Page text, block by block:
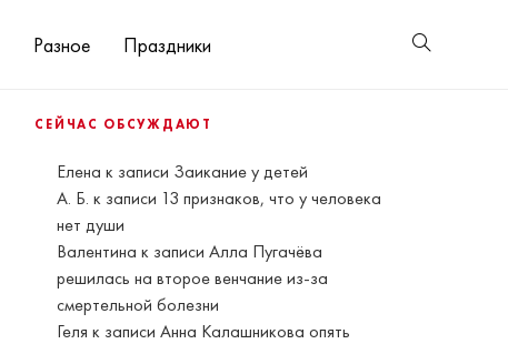
Разное Праздники
СЕЙЧАС ОБСУЖДАЮТ
Елена к записи Заикание у детей
А. Б. к записи 13 признаков, что у человека
нет души
Валентина к записиАлла Пугачёва
решилась на второе венчание из-за
смертельной болезни
Геля к записиАнна Калашникова опять